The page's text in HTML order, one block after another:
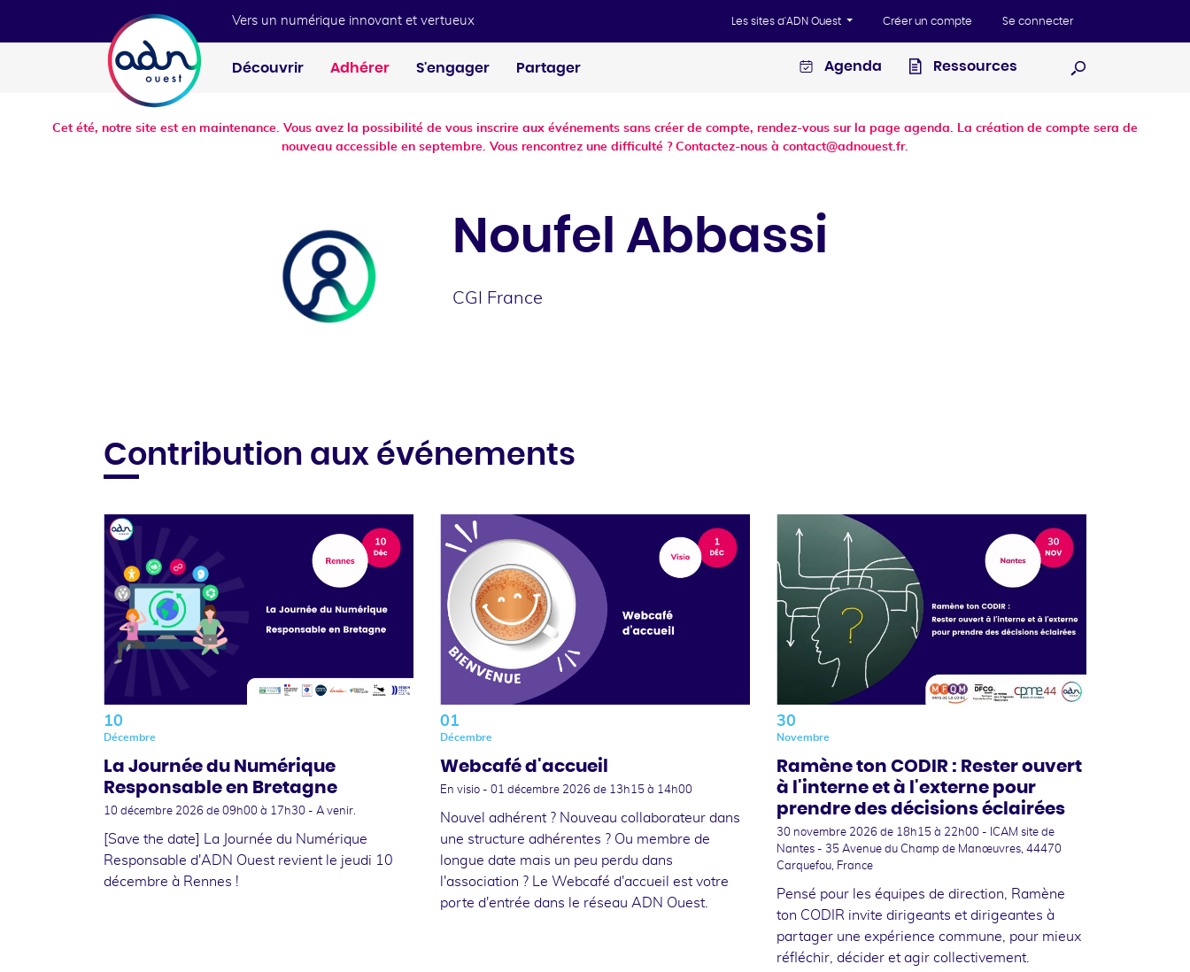
Vers un numérique innovant et vertueux Les sites d'ADN Ouest Créer un compte Se connecter
Découvrir Adhérer S'engager Partager Agenda
Ressources
Cet été, notre site est en maintenance. Vous avez la possibilité de vous inscrire aux événements sans créer de compte, rendez-vous sur la page agenda. La création de compte sera de
nouveau accessible en septembre. Vous rencontrez une difficulté ? Contactez-nous à contact@adnouest.fr.
Noufel Abbassi
CGI France
Contribution aux événements
10
Décembre
La Journée du Numérique
Responsable en Bretagne
10 décembre 2026 de 09h00 à 17h30 - A venir.
[Save the date] La Journée du Numérique
Responsable d'ADN Ouest revient le jeudi 10
décembre à Rennes !
01
Décembre
Webcafé d'accueil
En visio - 01 décembre 2026 de 13h15 à 14h00
Nouvel adhérent ? Nouveau collaborateur dans
une structure adhérentes ? Ou membre de
longue date mais un peu perdu dans
l'association ? Le Webcafé d'accueil est votre
porte d'entrée dans le réseau ADN Ouest.
30
Novembre
Ramène ton CODIR : Rester ouvert
à l'interne et à l'externe pour
prendre des décisions éclairées
30 novembre 2026 de 18h15 à 22h00 - ICAM site de
Nantes - 35 Avenue du Champ de Manœuvres, 44470
Carquefou, France
Pensé pour les équipes de direction, Ramène
ton CODIR invite dirigeants et dirigeantes à
partager une expérience commune, pour mieux
réfléchir, décider et agir collectivement.